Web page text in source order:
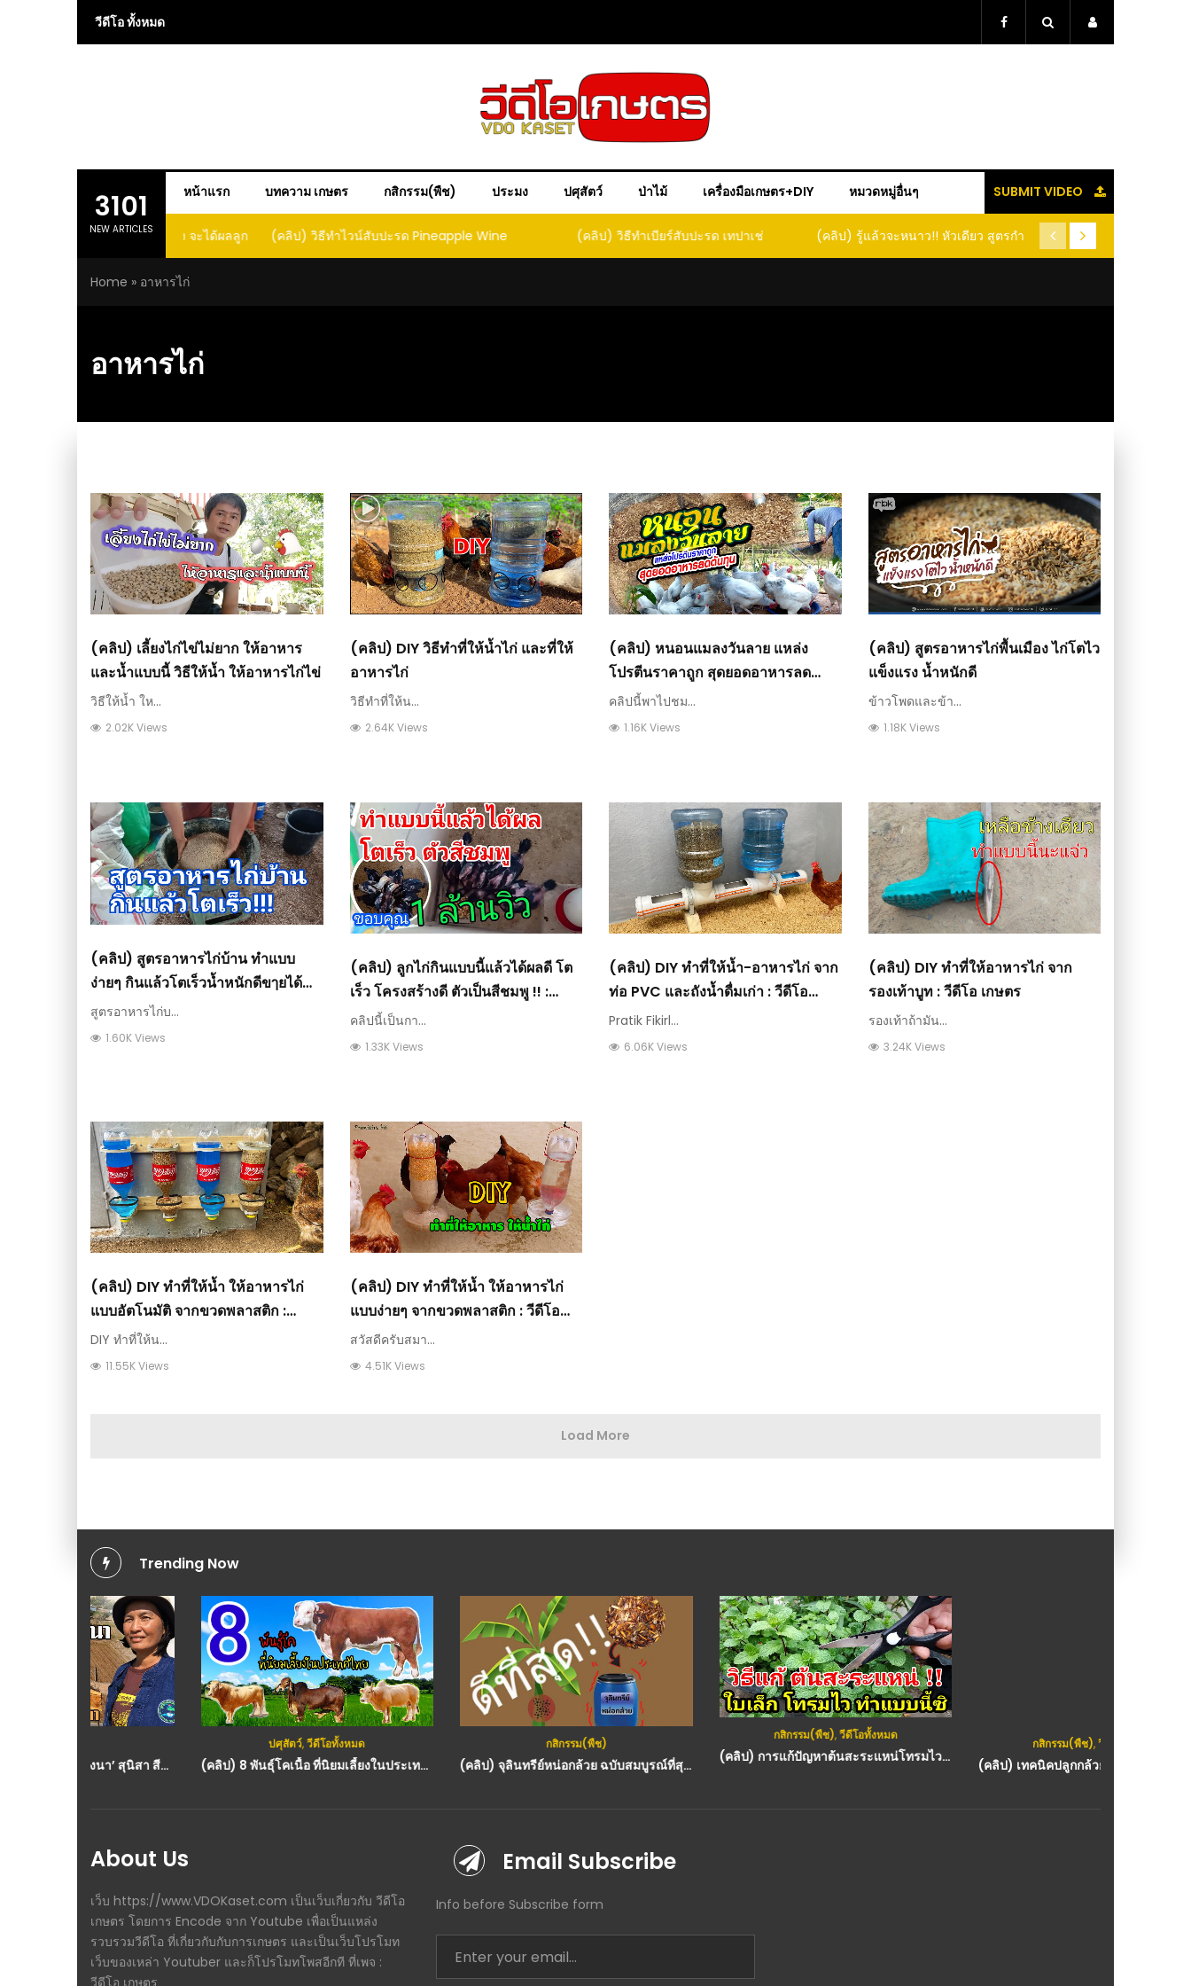
วีดีโอ ทั้งหมด
3101
NEW ARTICLES
หน้าแรก บทความ เกษตร กสิกรรม(พืช) ประมง ปศุสัตว์ ป่าไม้ เครื่องมือเกษตร+DIY หมวดหมู่อื่นๆ SUBMIT VIDEO
ปลูกแคนตาลูปในถัง จะได้ผลลูก
in a barrel would yield
(คลิป) วิธีทำไวน์สับปะรด Pineapple Wine (คลิป) วิธีทำเบียร์สับปะรด เทปาเช่
(คลิป) รู้แล้วจะหนาว!! หัวเดียว สูตรกำจัดเพลี้ย มด
หนอนแมลง หนีกระเจิงทั้งสวน ลองทำดูสิ
(คลิป) ปลูกทุเรียนง่ายๆ ปลูก
ต้นคู่ แบบเสียบยอ
Home » อาหารไก่
อาหารไก่
(คลิป) เลี้ยงไก่ไข่ไม่ยาก ให้อาหาร
และน้ำแบบนี้ วิธีให้น้ำ ให้อาหารไก่ไข่
วิธีให้น้ำ ให...
2.02K Views
(คลิป) DIY วิธีทำที่ให้น้ำไก่ และที่ให้
อาหารไก่
วิธีทำที่ให้น...
2.64K Views
(คลิป) หนอนแมลงวันลาย แหล่ง
โปรตีนราคาถูก สุดยอดอาหารลด
ต้นทุนที่เกษตรกรควรรู้
คลิปนี้พาไปชม...
1.16K Views
(คลิป) สูตรอาหารไก่พื้นเมือง ไก่โตไว
แข็งแรง น้ำหนักดี
ข้าวโพดและข้า...
1.18K Views
(คลิป) สูตรอาหารไก่บ้าน ทำแบบ
ง่ายๆ กินแล้วโตเร็วน้ำหนักดีขๅยได้
รๅคๅ
สูตรอาหารไก่บ...
1.60K Views
(คลิป) ลูกไก่กินแบบนี้แล้วได้ผลดี โต
เร็ว โครงสร้างดี ตัวเป็นสีชมพู !! :
วีดีโอ เกษตร
คลิปนี้เป็นกา...
1.33K Views
(คลิป) DIY ทำที่ให้น้ำ-อาหารไก่ จาก
ท่อ PVC และถังน้ำดื่มเก่า : วีดีโอ
เกษตร
Pratik Fikirl...
6.06K Views
(คลิป) DIY ทำที่ให้อาหารไก่ จาก
รองเท้าบูท : วีดีโอ เกษตร
รองเท้าถ้ามัน...
3.24K Views
(คลิป) DIY ทำที่ให้น้ำ ให้อาหารไก่
แบบอัตโนมัติ จากขวดพลาสติก :
วีดีโอ เกษตร
DIY ทำที่ให้น...
11.55K Views
(คลิป) DIY ทำที่ให้น้ำ ให้อาหารไก่
แบบง่ายๆ จากขวดพลาสติก : วีดีโอ
เกษตร
สวัสดีครับสมา...
4.51K Views
Load More
Trending Now
(คลิป) 8 พันธุ์โคเนื้อ ที่นิยมเลี้ยงในประเทศไทย EP1 : วีดีโอ เกษตร (คลิป) จุลินทรีย์หน่อกล้วย ฉบับสมบูรณ์ที่สุดในประเทศไทย!! : วีดีโอ เกษตร
วีดีโอทั้งหมด
(คลิป) การแก้ปัญหาต้นสะระแหน่โทรมไว ใบเล็กไม่โต ทำแบบนี้ซิ ได้ผลดีมาก
วีดีโอทั้งหมด
(คลิป) เทคนิคปลูกกล้วยอย่างง่ายๆ โตไว! แถมยังปลอดโรคอีกต่างหาก : วีดีโอ เกษตร
About Us
เว็บ https://www.VDOKaset.com เป็นเว็บเกี่ยวกับ วีดีโอ
เกษตร โดยการ Encode จาก Youtube เพื่อเป็นแหล่ง
รวบรวมวีดีโอ ที่เกี่ยวกับกับการเกษตร และเป็นเว็บโปรโมท
เว็บของเหล่า Youtuber และก็โปรโมทโพสอีกที ที่เพจ :
Email Subscribe
Info before Subscribe form